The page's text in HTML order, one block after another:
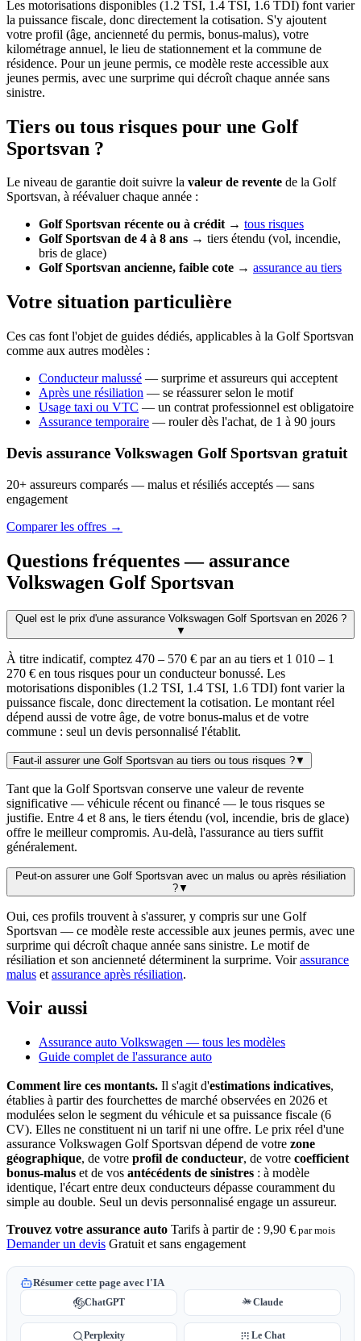
Les motorisations disponibles (1.2 TSI, 1.4 TSI, 1.6 TDI) font varier
la puissance fiscale, donc directement la cotisation. S'y ajoutent
votre profil (âge, ancienneté du permis, bonus-malus), votre
kilométrage annuel, le lieu de stationnement et la commune de
résidence. Pour un jeune permis, ce modèle reste accessible aux
jeunes permis, avec une surprime qui décroît chaque année sans
sinistre.
Tiers ou tous risques pour une Golf
Sportsvan ?
Le niveau de garantie doit suivre la valeur de revente de la Golf
Sportsvan, à réévaluer chaque année :
Golf Sportsvan récente ou à crédit→ tous risques
Golf Sportsvan de 4 à 8 ans → tiers étendu (vol, incendie,
bris de glace)
Golf Sportsvan ancienne, faible cote → assurance au tiers
Votre situation particulière
Ces cas font l'objet de guides dédiés, applicables à la Golf Sportsvan
comme aux autres modèles :
Conducteur malussé — surprime et assureurs qui acceptent
Après une résiliation — se réassurer selon le motif
Usage taxi ou VTC — un contrat professionnel est obligatoire
Assurance temporaire — rouler dès l'achat, de 1 à 90 jours
Devis assurance Volkswagen Golf Sportsvan gratuit
20+ assureurs comparés — malus et résiliés acceptés — sans
engagement
Comparer les offres →
Questions fréquentes — assurance
Volkswagen Golf Sportsvan
Quel est le prix d'une assurance Volkswagen Golf Sportsvan en 2026 ?
▼
À titre indicatif, comptez 470 – 570 € par an au tiers et 1 010 – 1
270 € en tous risques pour un conducteur bonussé. Les
motorisations disponibles (1.2 TSI, 1.4 TSI, 1.6 TDI) font varier la
puissance fiscale, donc directement la cotisation. Le montant réel
dépend aussi de votre âge, de votre bonus-malus et de votre
commune : seul un devis personnalisé l'établit.
Faut-il assurer une Golf Sportsvan au tiers ou tous risques ?▼
Tant que la Golf Sportsvan conserve une valeur de revente
significative — véhicule récent ou financé — le tous risques se
justifie. Entre 4 et 8 ans, le tiers étendu (vol, incendie, bris de glace)
offre le meilleur compromis. Au-delà, l'assurance au tiers suffit
généralement.
Peut-on assurer une Golf Sportsvan avec un malus ou après résiliation
?▼
Oui, ces profils trouvent à s'assurer, y compris sur une Golf
Sportsvan — ce modèle reste accessible aux jeunes permis, avec une
surprime qui décroît chaque année sans sinistre. Le motif de
résiliation et son ancienneté déterminent la surprime. Voirassurance
malus et assurance après résiliation.
Voir aussi
Assurance auto Volkswagen — tous les modèles
Guide complet de l'assurance auto
Comment lire ces montants. Il s'agit d'estimations indicatives,
établies à partir des fourchettes de marché observées en 2026 et
modulées selon le segment du véhicule et sa puissance fiscale (6
CV). Elles ne constituent ni un tarif ni une offre. Le prix réel d'une
assurance Volkswagen Golf Sportsvan dépend de votre zone
géographique, de votre profil de conducteur, de votre coefficient
bonus-malus et de vos antécédents de sinistres : à modèle
identique, l'écart entre deux conducteurs dépasse couramment du
simple au double. Seul un devis personnalisé engage un assureur.
Trouvez votre assurance auto Tarifs à partir de : 9,90 € par mois
Demander un devis Gratuit et sans engagement
Résumer cette page avec l'IA
ChatGPT Claude
Perplexity Le Chat